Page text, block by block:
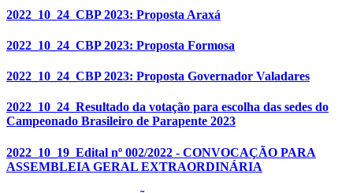
2022_10_24_CBP 2023: Proposta Araxá
2022_10_24_CBP 2023: Proposta Formosa
2022_10_24_CBP 2023: Proposta Governador Valadares
2022_10_24_Resultado da votação para escolha das sedes do
Campeonado Brasileiro de Parapente 2023
2022_10_19_Edital nº 002/2022 - CONVOCAÇÃO PARA
ASSEMBLEIA GERAL EXTRAORDINÁRIA